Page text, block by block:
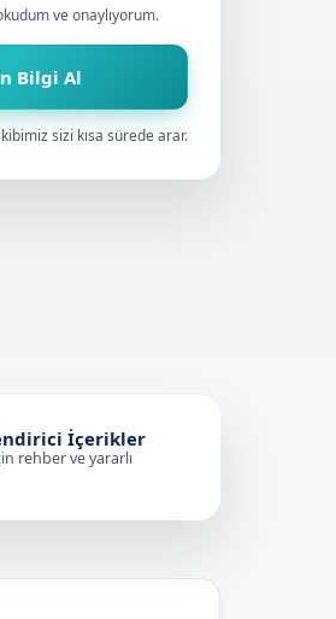
ve onaylıyorum.
Bilgi Al
sizi kısa sürede arar.
İçerikler
rehber ve yararlı